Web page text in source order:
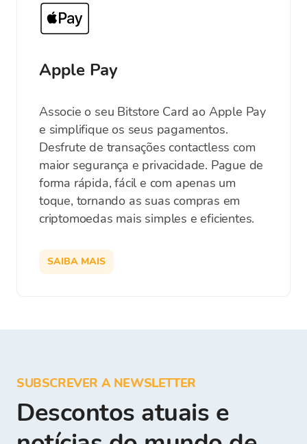
Apple Pay
Associe o seu Bitstore Card ao Apple Pay
e simplifique os seus pagamentos.
Desfrute de transações contactless com
maior segurança e privacidade. Pague de
forma rápida, fácil e com apenas um
toque, tornando as suas compras em
criptomoedas mais simples e eficientes.
SAIBA MAIS
SUBSCREVER A NEWSLETTER
Descontos atuais e